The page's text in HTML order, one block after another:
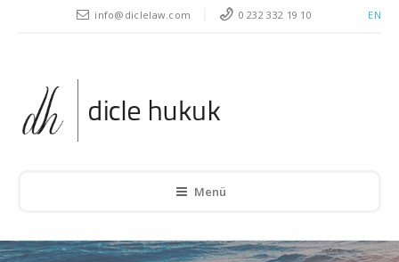
EN
info@diclelaw.com 0 232 332 19 10
Menü